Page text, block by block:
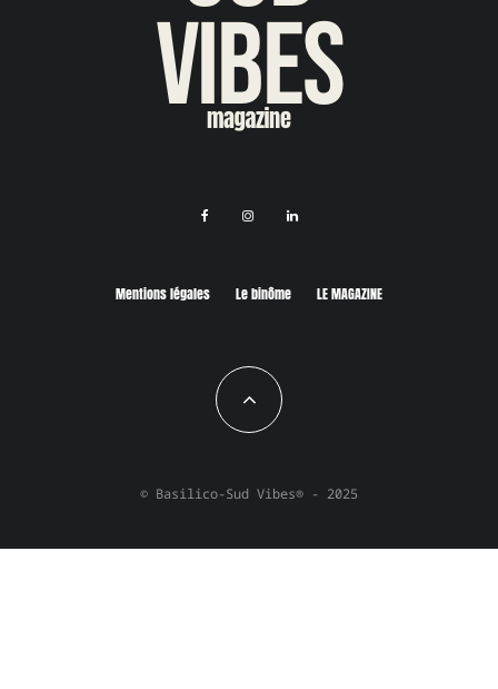
Mentions légales Le binôme LE MAGAZINE
© Basilico-Sud Vibes® - 2025